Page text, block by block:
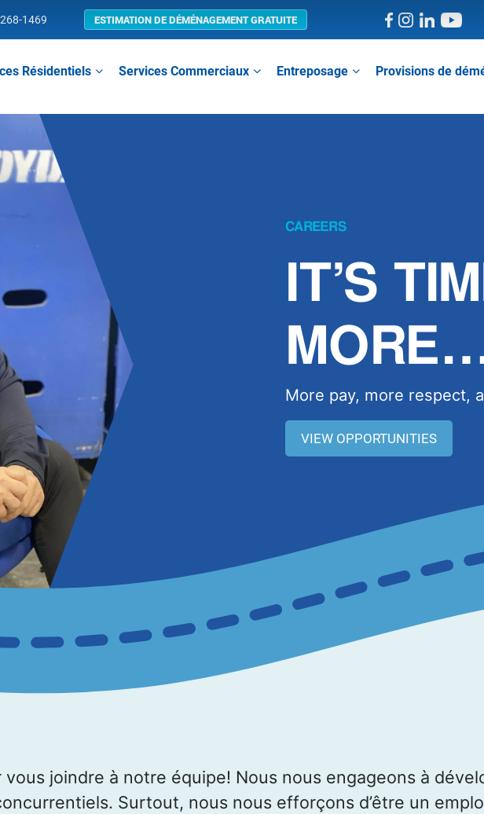
1469 ESTIMATION DE DÉMÉNAGEMENT GRATUITE
Résidentiels Services Commerciaux Entreposage Provisions de
CAREERS
IT’S
More pay, more respect,
VIEW OPPORTUNITIES
joindre à notre équipe! Nous nous engageons à
Surtout, nous nous efforçons d’être un